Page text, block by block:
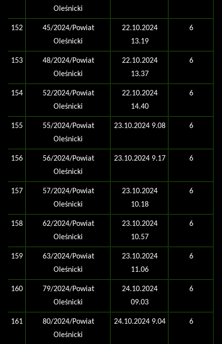
Oleśnicki
152
45/2024/Powiat
Oleśnicki
22.10.2024
13.19
6
153
48/2024/Powiat
Oleśnicki
22.10.2024
13.37
6
154
52/2024/Powiat
Oleśnicki
22.10.2024
14.40
6
155
55/2024/Powiat
Oleśnicki
23.10.2024 9.08 6
156
56/2024/Powiat
Oleśnicki
23.10.2024 9.17 6
157
57/2024/Powiat
Oleśnicki
23.10.2024
10.18
6
158
62/2024/Powiat
Oleśnicki
23.10.2024
10.57
6
159
63/2024/Powiat
Oleśnicki
23.10.2024
11.06
6
160
79/2024/Powiat
Oleśnicki
24.10.2024
09.03
6
161
80/2024/Powiat
Oleśnicki
24.10.2024 9.04 6